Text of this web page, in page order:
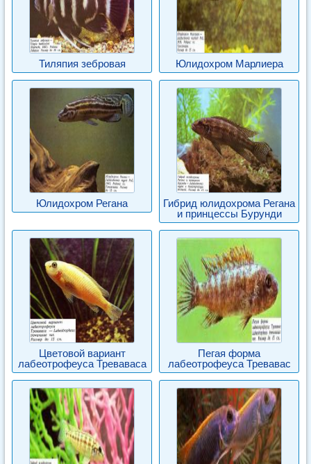
Тиляпия зебровая Юлидохром Марлиера
Юлидохром Регана
Гибрид юлидохрома Регана
и принцессы Бурунди
Цветовой вариант
лабеотрофеуса Треваваса
Пегая форма
лабеотрофеуса Тревавас